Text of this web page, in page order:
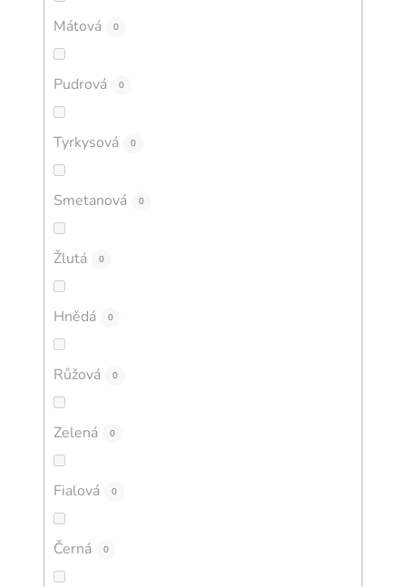
Mátová 0
Pudrová 0
Tyrkysová 0
Smetanová 0
Žlutá 0
Hnědá 0
Růžová 0
Zelená 0
Fialová 0
Černá 0